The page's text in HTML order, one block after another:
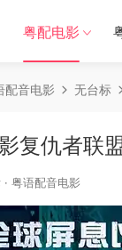
粤配电影
配音电影 无台标
复仇者联
· 粤语配音电影